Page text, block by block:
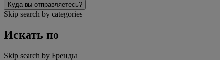
Куда вы отправляетесь?
Skip search by categories
Искать по
Skip search by Бренды